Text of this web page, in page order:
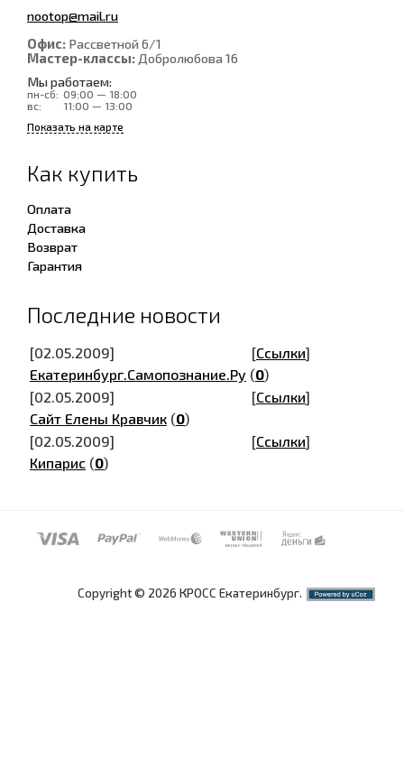
nootop@mail.ru
Офис: Рассветной 6/1
Мастер-классы: Добролюбова 16
Мы работаем:
пн-сб: 09:00 — 18:00
вс:
11:00 — 13:00
Показать на карте
Как купить
Оплата
Доставка
Возврат
Гарантия
Последние новости
[02.05.2009] [Ссылки]
Екатеринбург.Самопознание.Ру (0)
[02.05.2009]
[Ссылки]
Сайт Елены Кравчик (0)
[02.05.2009]
[Ссылки]
Кипарис (0)
Copyright © 2026 КРОСС Екатеринбург.